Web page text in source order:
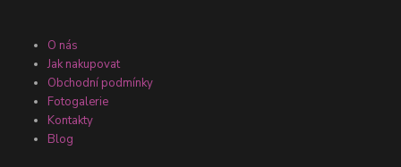
O nás
Jak nakupovat
Obchodní podmínky
Fotogalerie
Kontakty
Blog